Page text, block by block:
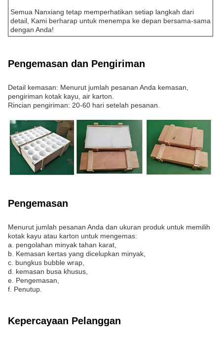
Semua Nanxiang tetap memperhatikan setiap langkah dari
detail, Kami berharap untuk menempa ke depan bersama-sama
dengan Anda!
Pengemasan dan Pengiriman
Detail kemasan: Menurut jumlah pesanan Anda kemasan,
pengiriman kotak kayu, air karton.
Rincian pengiriman: 20-60 hari setelah pesanan.
Pengemasan
Menurut jumlah pesanan Anda dan ukuran produk untuk memilih
kotak kayu atau karton untuk mengemas:
a. pengolahan minyak tahan karat,
b. Kemasan kertas yang dicelupkan minyak,
c. bungkus bubble wrap,
d. kemasan busa khusus,
e. Pengemasan,
f. Penutup.
Kepercayaan Pelanggan